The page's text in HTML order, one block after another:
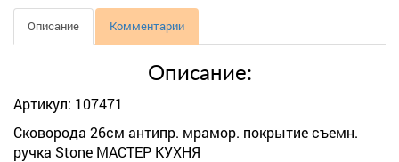
Описание Комментарии
Описание:
Артикул: 107471
Сковорода 26см антипр. мрамор. покрытие съемн.
ручка Stone МАСТЕР КУХНЯ